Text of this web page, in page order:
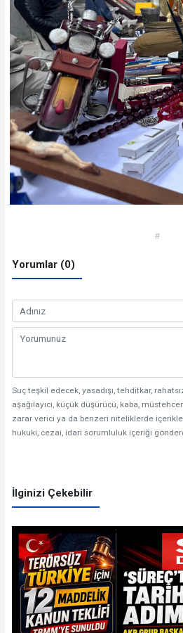
#
Yorumlar (0)
Suç teşkil edecek, yasadışı, tehditkar,
aşağılayıcı, küçük düşürücü, kaba,
zarar verici ya da benzeri niteliklerde
hukuki, cezai, idari sorumluluk içeriği
İlginizi Çekebilir